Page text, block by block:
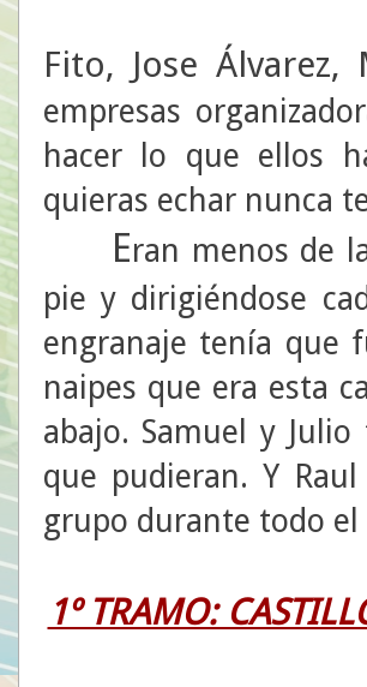
Fito, Jose
empresas
hacer lo que ellos
quieras echar nunca
Eran menos de
pie y dirigiéndose
engranaje tenía que
naipes que era esta
abajo. Samuel y
que pudieran. Y
grupo durante todo el
1º TRAMO: